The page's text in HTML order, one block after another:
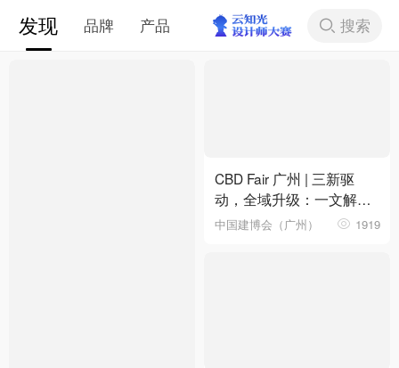
发现 品牌 产品 搜索
下拉刷新
CBD Fair 广州 | 三新驱
动，全域升级：一文解锁
第28届中国建博会（广
中国建博会（广州） 1919